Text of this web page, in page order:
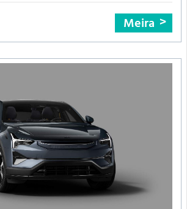
Meira